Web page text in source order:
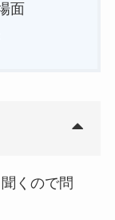
面
くので問